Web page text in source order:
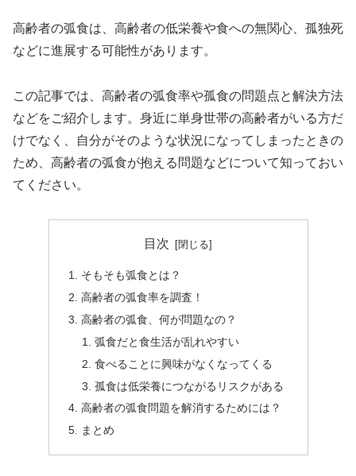
高齢者の弧食は、高齢者の低栄養や食への無関心、孤独死
などに進展する可能性があります。
この記事では、高齢者の弧食率や孤食の問題点と解決方法
などをご紹介します。身近に単身世帯の高齢者がいる方だ
けでなく、自分がそのような状況になってしまったときの
ため、高齢者の弧食が抱える問題などについて知っておい
てください。
目次
そもそも弧食とは？
高齢者の弧食率を調査！
高齢者の弧食、何が問題なの？
弧食だと食生活が乱れやすい
食べることに興味がなくなってくる
孤食は低栄養につながるリスクがある
高齢者の弧食問題を解消するためには？
まとめ